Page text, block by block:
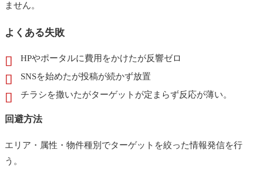
ません。
よくある失敗
HPやポータルに費用をかけたが反響ゼロ
SNSを始めたが投稿が続かず放置
チラシを撒いたがターゲットが定まらず反応が薄い。
回避方法
エリア・属性・物件種別でターゲットを絞った情報発信を行
う。